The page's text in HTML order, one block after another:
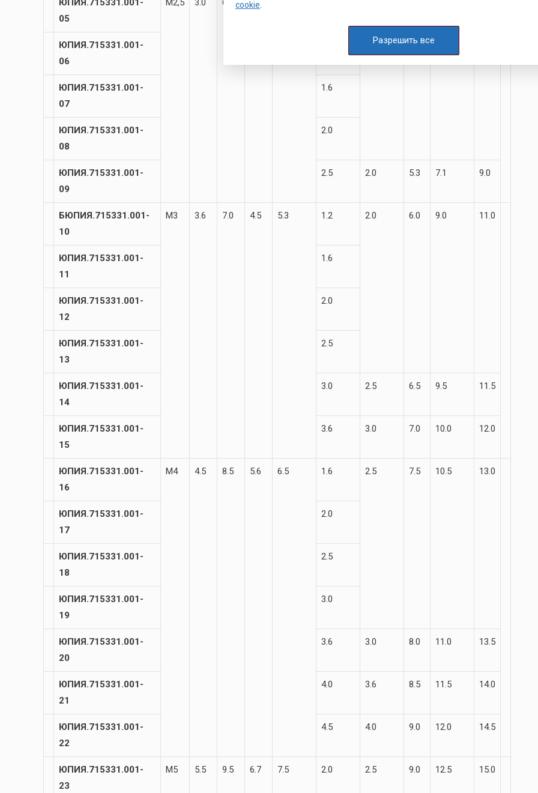
ЮПИЯ.715331.001-
05
М2,5 3.0 6.0 3.8
ЮПИЯ.715331.001-
06
ЮПИЯ.715331.001-
07
1.6
ЮПИЯ.715331.001-
08
2.0
ЮПИЯ.715331.001-
09
2.5 2.0 5.3 7.1 9.0
БЮПИЯ.715331.001-
10
М3 3.6 7.0 4.5 5.3 1.2 2.0 6.0 9.0 11.0
ЮПИЯ.715331.001-
11
1.6
ЮПИЯ.715331.001-
12
2.0
ЮПИЯ.715331.001-
13
2.5
ЮПИЯ.715331.001-
14
3.0 2.5 6.5 9.5 11.5
ЮПИЯ.715331.001-
15
3.6 3.0 7.0 10.0 12.0
ЮПИЯ.715331.001-
16
М4 4.5 8.5 5.6 6.5 1.6 2.5 7.5 10.5 13.0
ЮПИЯ.715331.001-
17
2.0
ЮПИЯ.715331.001-
18
2.5
ЮПИЯ.715331.001-
19
3.0
ЮПИЯ.715331.001-
20
3.6 3.0 8.0 11.0 13.5
ЮПИЯ.715331.001-
21
4.0 3.6 8.5 11.5 14.0
ЮПИЯ.715331.001-
22
4.5 4.0 9.0 12.0 14.5
ЮПИЯ.715331.001-
23
М5 5.5 9.5 6.7 7.5 2.0 2.5 9.0 12.5 15.0
cookie
Разрешить все